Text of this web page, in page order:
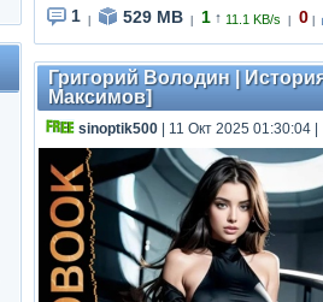
1 529 MB 1 ↑ 11.1 KB/s 0
Григорий Володин |
Максимов]
sinoptik500 | 11 Окт 2025 01:30:04